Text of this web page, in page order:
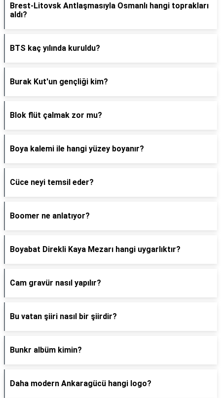
Brest-Litovsk Antlaşmasıyla Osmanlı hangi toprakları
aldı?
BTS kaç yılında kuruldu?
Burak Kut'un gençliği kim?
Blok flüt çalmak zor mu?
Boya kalemi ile hangi yüzey boyanır?
Cüce neyi temsil eder?
Boomer ne anlatıyor?
Boyabat Direkli Kaya Mezarı hangi uygarlıktır?
Cam gravür nasıl yapılır?
Bu vatan şiiri nasıl bir şiirdir?
Bunkr albüm kimin?
Daha modern Ankaragücü hangi logo?